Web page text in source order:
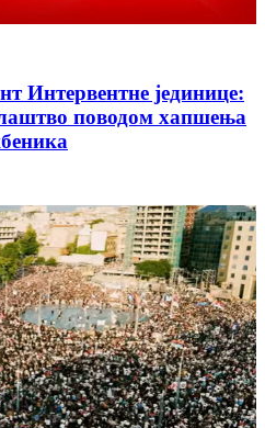
Интервентне јединице:
поводом хапшења